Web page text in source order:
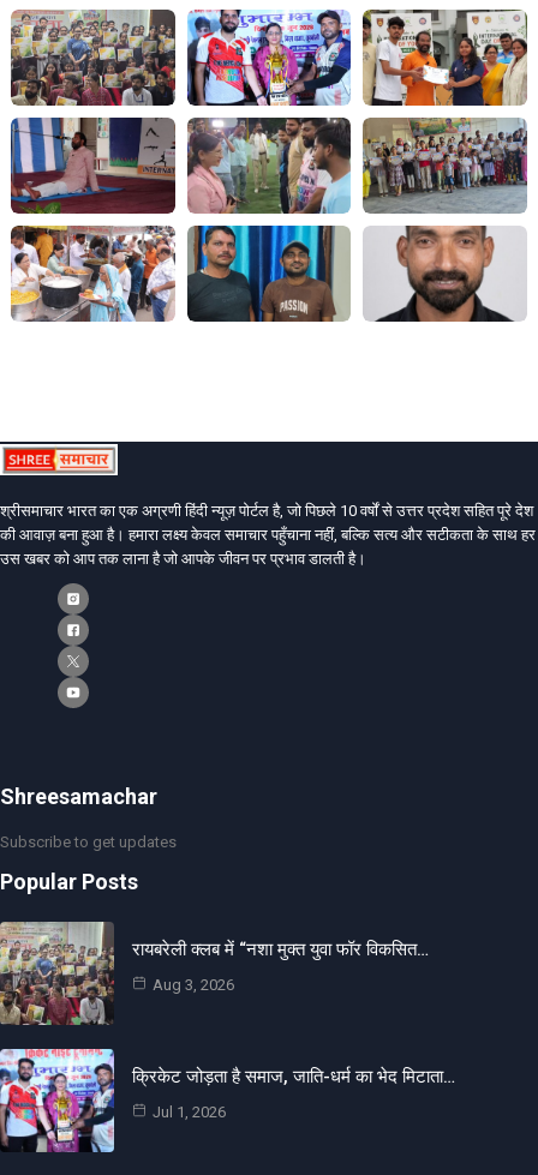
श्रीसमाचार भारत का एक अग्रणी हिंदी न्यूज़ पोर्टल है, जो पिछले 10 वर्षों से उत्तर प्रदेश सहित पूरे देश
की आवाज़ बना हुआ है। हमारा लक्ष्य केवल समाचार पहुँचाना नहीं, बल्कि सत्य और सटीकता के साथ हर
उस खबर को आप तक लाना है जो आपके जीवन पर प्रभाव डालती है।
Shreesamachar
Subscribe to get updates
Popular Posts
रायबरेली क्लब में “नशा मुक्त युवा फॉर विकसित…
Aug 3, 2026
क्रिकेट जोड़ता है समाज, जाति-धर्म का भेद मिटाता…
Jul 1, 2026